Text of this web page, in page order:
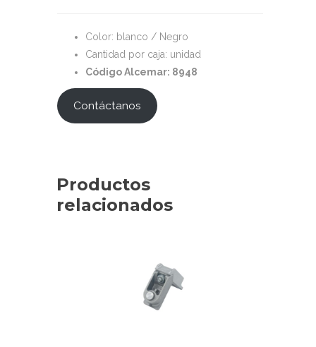
Color: blanco / Negro
Cantidad por caja: unidad
Código Alcemar: 8948
Contáctanos
Productos
relacionados